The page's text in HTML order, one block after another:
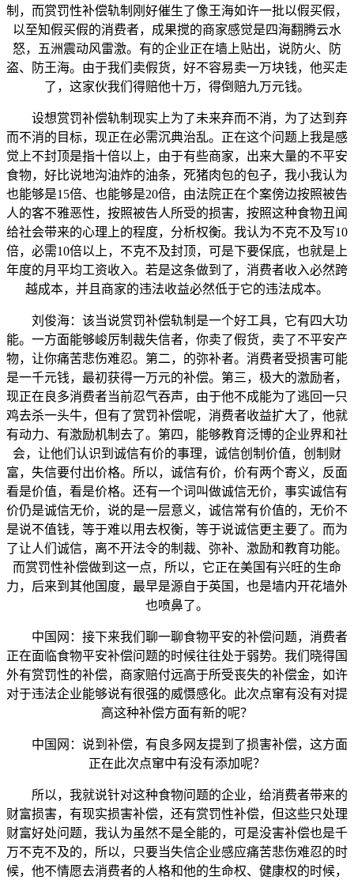
制，而赏罚性补偿轨制刚好催生了像王海如许一批以假买假，
以至知假买假的消费者，成果搅的商家感觉是四海翻腾云水
怒，五洲震动风雷激。有的企业正在墙上贴出，说防火、防
盗、防王海。由于我们卖假货，好不容易卖一万块钱，他买走
了，这家伙我们得赔他十万，得倒赔九万元钱。
设想赏罚补偿轨制现实上为了未来弃而不消，为了达到弃
而不消的目标，现正在必需沉典治乱。正在这个问题上我是感
觉上不封顶是指十倍以上，由于有些商家，出来大量的不平安
食物，好比说地沟油炸的油条，死猪肉包的包子，我小我认为
也能够是15倍、也能够是20倍，由法院正在个案傍边按照被告
人的客不雅恶性，按照被告人所受的损害，按照这种食物丑闻
给社会带来的心理上的程度，分析权衡。我认为不克不及写10
倍，必需10倍以上，不克不及封顶，可是下要保底，也就是上
年度的月平均工资收入。若是这条做到了，消费者收入必然跨
越成本，并且商家的违法收益必然低于它的违法成本。
刘俊海：该当说赏罚补偿轨制是一个好工具，它有四大功
能。一方面能够峻厉制裁失信者，你卖了假货，卖了不平安产
物，让你痛苦悲伤难忍。第二，的弥补者。消费者受损害可能
是一千元钱，最初获得一万元的补偿。第三，极大的激励者，
现正在良多消费者当前忍气吞声，由于他不成能为了逃回一只
鸡去杀一头牛，但有了赏罚补偿呢，消费者收益扩大了，他就
有动力、有激励机制去了。第四，能够教育泛博的企业界和社
会，让他们认识到诚信有价的事理，诚信创制价值，创制财
富，失信要付出价格。所以，诚信有价，价有两个寄义，反面
看是价值，看是价格。还有一个词叫做诚信无价，事实诚信有
价仍是诚信无价，说的是一层意义，诚信常有价值的，无价不
是说不值钱，等于难以用去权衡，等于说诚信更主要了。而为
了让人们诚信，离不开法令的制裁、弥补、激励和教育功能。
而赏罚性补偿做到这一点，所以，它正在美国有兴旺的生命
力，后来到其他国度，最早是源自于英国，也是墙内开花墙外
也喷鼻了。
中国网：接下来我们聊一聊食物平安的补偿问题，消费者
正在面临食物平安补偿问题的时候往往处于弱势。我们晓得国
外有赏罚性的补偿，商家赔付远高于所受丧失的补偿金，如许
对于违法企业能够说有很强的威慑感化。此次点窜有没有对提
高这种补偿方面有新的呢？
中国网：说到补偿，有良多网友提到了损害补偿，这方面
正在此次点窜中有没有添加呢？
所以，我就说针对这种食物问题的企业，给消费者带来的
财富损害，有现实损害补偿，还有赏罚性补偿，但这些只处理
财富好处问题，我认为虽然不是全能的，可是没害补偿也是千
万不克不及的，所以，只要当失信企业感应痛苦悲伤难忍的时
候，他不情愿去消费者的人格和他的生命权、健康权的时候，